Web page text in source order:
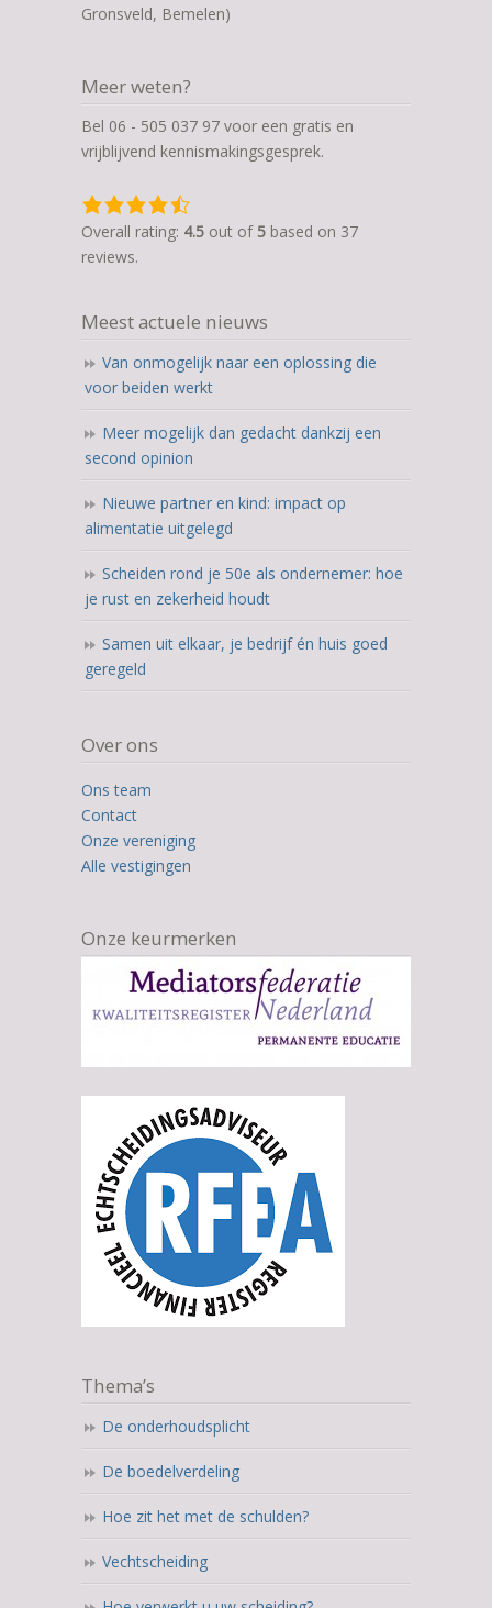
Gronsveld, Bemelen)
Meer weten?
Bel 06 - 505 037 97 voor een gratis en
vrijblijvend kennismakingsgesprek.
4,5
rating
based
ratings
Overall rating: 4.5 out of 5 based on 37
reviews.
Meest actuele nieuws
Van onmogelijk naar een oplossing die
voor beiden werkt
Meer mogelijk dan gedacht dankzij een
second opinion
Nieuwe partner en kind: impact op
alimentatie uitgelegd
Scheiden rond je 50e als ondernemer: hoe
je rust en zekerheid houdt
Samen uit elkaar, je bedrijf én huis goed
geregeld
Over ons
Ons team
Contact
Onze vereniging
Alle vestigingen
Onze keurmerken
Thema’s
De onderhoudsplicht
De boedelverdeling
Hoe zit het met de schulden?
Vechtscheiding